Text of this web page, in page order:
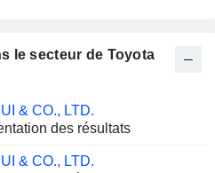
le secteur de Toyota
& CO., LTD.
des résultats
& CO., LTD.